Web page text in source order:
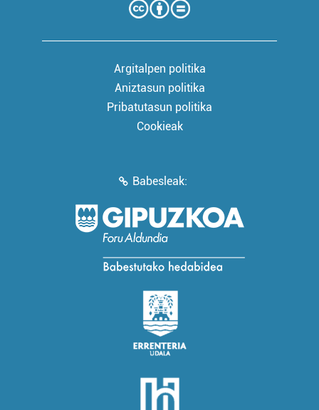
Argitalpen politika
Aniztasun politika
Pribatutasun politika
Cookieak
Babesleak: